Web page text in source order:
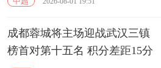
成都蓉城将主场迎战武汉三镇
榜首对第十五名 积分差距15分